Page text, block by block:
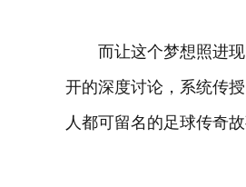
而让这个梦想照进
开的深度讨论，系统传
人都可留名的足球传奇